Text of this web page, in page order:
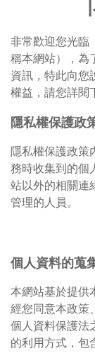
非常歡迎您光臨
稱本網站），為
資訊，特此向您
權益，請您詳閱
隱私權保護政
隱私權保護政策
務時收集到的個
站以外的相關連
管理的人員。
個人資料的蒐
本網站基於提供
經您同意本政策
個人資料保護法
的利用方式，包